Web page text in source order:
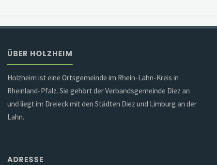
ÜBER HOLZHEIM
Holzheim ist eine Ortsgemeinde im Rhein-Lahn-Kreis in
Rheinland-Pfalz. Sie gehört der Verbandsgemeinde Diez an
und liegt im Dreieck mit den Städten Diez und Limburg an der
Lahn.
ADRESSE